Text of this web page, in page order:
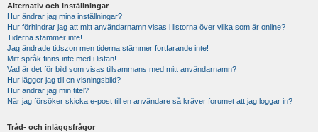
Alternativ och inställningar
Hur ändrar jag mina inställningar?
Hur förhindrar jag att mitt användarnamn visas i listorna över vilka som är online?
Tiderna stämmer inte!
Jag ändrade tidszon men tiderna stämmer fortfarande inte!
Mitt språk finns inte med i listan!
Vad är det för bild som visas tillsammans med mitt användarnamn?
Hur lägger jag till en visningsbild?
Hur ändrar jag min titel?
När jag försöker skicka e-post till en användare så kräver forumet att jag loggar in?
Tråd- och inläggsfrågor